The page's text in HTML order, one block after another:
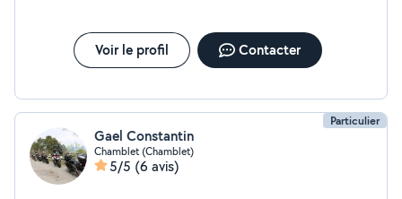
Voir le profil Contacter
Particulier
Gael Constantin
Chamblet (Chamblet)
5/5 (6 avis)